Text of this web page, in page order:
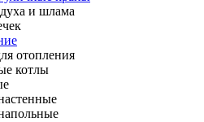
и шлама
отопления
котлы